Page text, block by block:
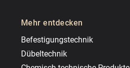
Mehr entdecken
Befestigungstechnik
Dübeltechnik